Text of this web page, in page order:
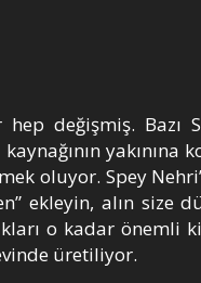
hep değişmiş.
oluyor. Spey
ekleyin, alın
o kadar önemli
üretiliyor.